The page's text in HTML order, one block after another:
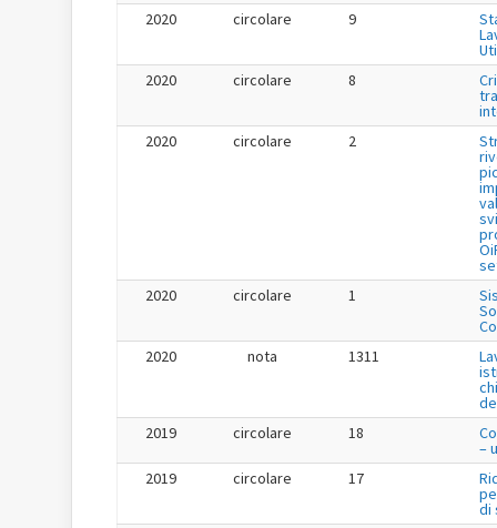
2020
circolare 9
2020
circolare 8
2020
circolare 2
2020
circolare 1
2020
nota 1311
2019
circolare 18
–
2019
circolare 17
di